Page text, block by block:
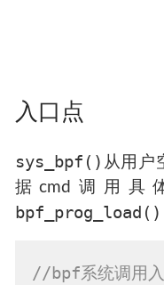
入口点
sys_bpf() 从用户
据cmd调用具
bpf_prog_load()
//bpf系统调用